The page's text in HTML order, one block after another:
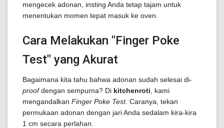
mengecek adonan, insting Anda tetap tajam untuk
menentukan momen tepat masuk ke oven.
Cara Melakukan "Finger Poke
Test" yang Akurat
Bagaimana kita tahu bahwa adonan sudah selesai di-
proofdengan sempurna? Di kitchenroti , kami
mengandalkan Finger Poke Test. Caranya, tekan
permukaan adonan dengan jari Anda sedalam kira-kira
1 cm secara perlahan.